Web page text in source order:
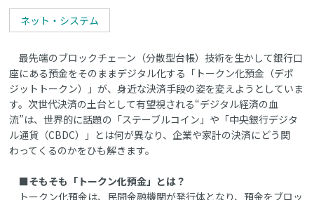
ネット・システム
最先端のブロックチェーン（分散型台帳）技術を生かして銀行口
座にある預金をそのままデジタル化する「トークン化預金（デポ
ジットトークン）」が、身近な決済手段の姿を変えようとしていま
す。次世代決済の土台として有望視される“デジタル経済の血
流”は、世界的に話題の「ステーブルコイン」や「中央銀行デジタ
ル通貨（CBDC）」とは何が異なり、企業や家計の決済にどう関
わってくるのかをひも解きます。
■そもそも「トークン化預金」とは？
トークン化預金は、民間金融機関が発行体となり、預金をブロッ